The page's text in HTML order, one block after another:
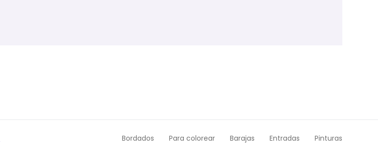
Bordados Para colorear Barajas Entradas Pinturas